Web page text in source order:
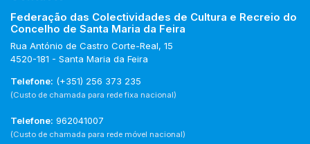
Federação das Colectividades de Cultura e Recreio do
Concelho de Santa Maria da Feira
Rua António de Castro Corte-Real, 15
4520-181 - Santa Maria da Feira
Telefone: (+351) 256 373 235
(Custo de chamada para rede fixa nacional)
Telefone: 962041007
(Custo de chamada para rede móvel nacional)